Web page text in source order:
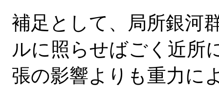
補足として、局所銀河
ルに照らせばごく近所
張の影響よりも重力に